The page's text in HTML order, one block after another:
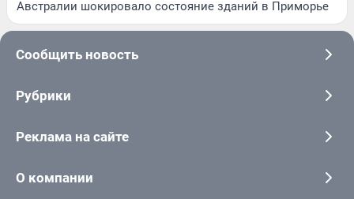
Австралии шокировало состояние зданий в Приморье
Сообщить новость
Рубрики
Реклама на сайте
О компании